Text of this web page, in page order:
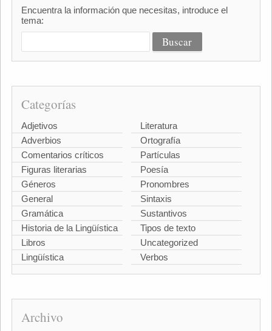
Encuentra la información que necesitas, introduce el
tema:
Categorías
Adjetivos
Adverbios
Comentarios críticos
Figuras literarias
Géneros
General
Gramática
Historia de la Lingüística
Libros
Lingüística
Literatura
Ortografía
Partículas
Poesía
Pronombres
Sintaxis
Sustantivos
Tipos de texto
Uncategorized
Verbos
Archivo